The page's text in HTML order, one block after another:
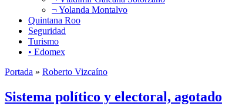
¬ Yolanda Montalvo
Quintana Roo
Seguridad
Turismo
• Edomex
Portada » Roberto Vizcaíno
Sistema político y electoral, agotado